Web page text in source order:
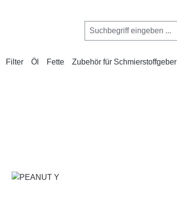
Filter Öl Fette Zubehör für Schmierstoffgeber